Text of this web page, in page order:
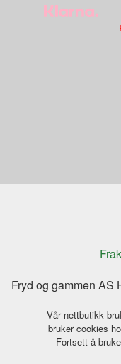
Fryd og gammen AS
Vår nettbutikk
bruker cookies
Fortsett å